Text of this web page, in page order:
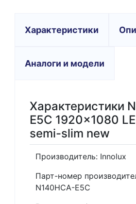
Характеристики
Аналоги и модели
Характеристики
E5C 1920x1080
semi-slim new
Производитель: Innolux
Парт-номер
N140HCA-E5C